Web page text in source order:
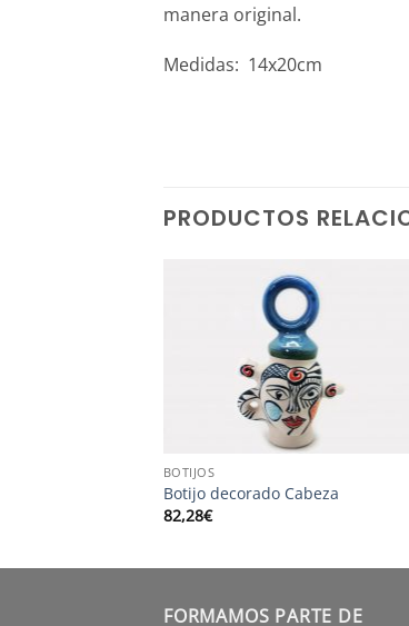
manera original.
Medidas: 14x20cm
PRODUCTOS
BOTIJOS
Botijo decorado Cabeza
82,28€
FORMAMOS PARTE DE